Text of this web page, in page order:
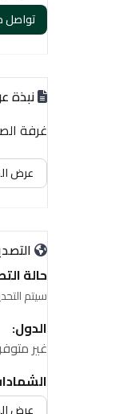
تواصل
نبذة
غرفة
عرض
حالة
سيتم
الدول:
غير
غير متوفر